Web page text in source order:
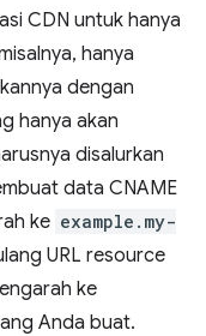
CDN untuk hanya
hanya
dengan
hanya akan
disalurkan
data CNAME
ke example.my-
URL resource
ke
Anda buat.